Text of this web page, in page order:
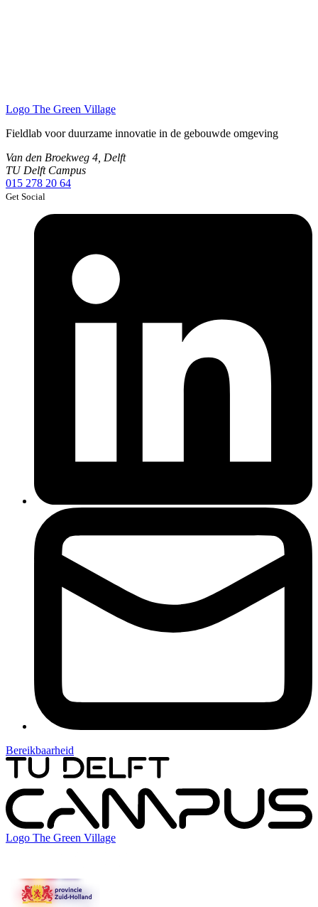
Logo The Green Village
Fieldlab voor duurzame innovatie in de gebouwde omgeving
Van den Broekweg 4, Delft
TU Delft Campus
015 278 20 64
Get Social
Bereikbaarheid
Logo The Green Village